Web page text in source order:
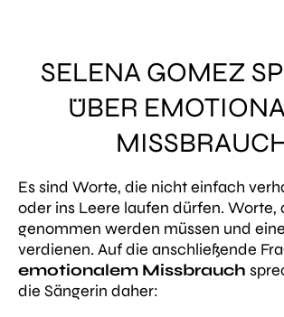
SELENA GOMEZ
ÜBER
Es sind Worte, die nicht einfach
oder ins Leere laufen dürfen. Worte,
genommen werden müssen und
verdienen. Auf die anschließende
emotionalem Missbrauch
die Sängerin daher: